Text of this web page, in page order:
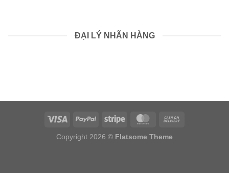
ĐẠI LÝ NHÃN HÀNG
Copyright 2026 © Flatsome Theme